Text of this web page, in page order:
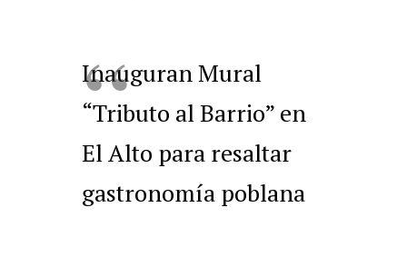
Inauguran Mural
“Tributo al Barrio” en
El Alto para resaltar
gastronomía poblana